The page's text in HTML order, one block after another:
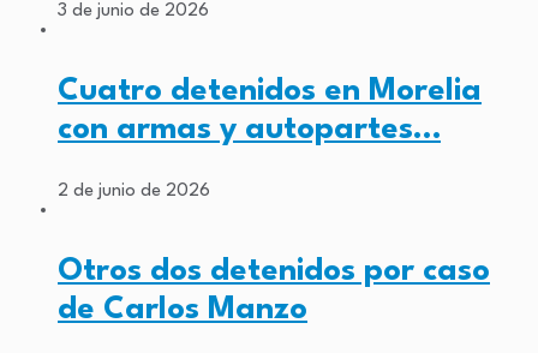
3 de junio de 2026
Cuatro detenidos en Morelia
con armas y autopartes…
2 de junio de 2026
Otros dos detenidos por caso
de Carlos Manzo